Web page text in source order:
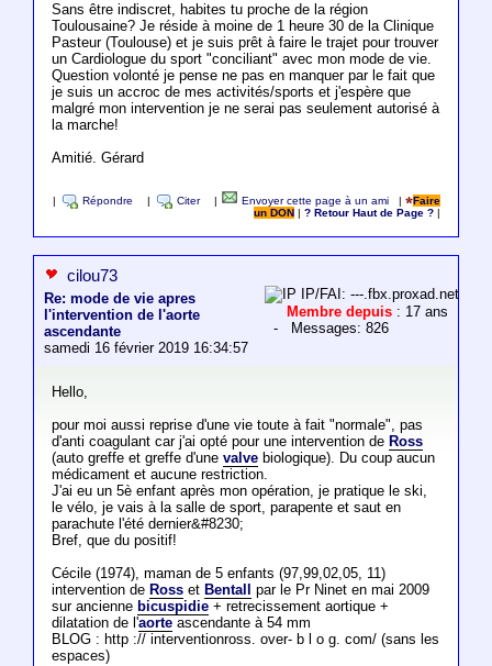
Sans être indiscret, habites tu proche de la région
Toulousaine? Je réside à moine de 1 heure 30 de la Clinique
Pasteur (Toulouse) et je suis prêt à faire le trajet pour trouver
un Cardiologue du sport "conciliant" avec mon mode de vie.
Question volonté je pense ne pas en manquer par le fait que
je suis un accroc de mes activités/sports et j'espère que
malgré mon intervention je ne serai pas seulement autorisé à
la marche!
Amitié. Gérard
Répondre Citer Envoyer cette page à un ami |
Faire
un DON
|? Retour Haut de Page ?
cilou73
Re: mode de vie apres
l'intervention de l'aorte
ascendante
samedi 16 février 2019 16:34:57
IP/FAI: ---.fbx.proxad.net
Membre depuis : 17 ans
- Messages: 826
Hello,
pour moi aussi reprise d'une vie toute à fait "normale", pas
d'anti coagulant car j'ai opté pour une intervention de Ross
(auto greffe et greffe d'une valvebiologique). Du coup aucun
médicament et aucune restriction.
J'ai eu un 5è enfant après mon opération, je pratique le ski,
le vélo, je vais à la salle de sport, parapente et saut en
parachute l'été dernier&#8230;
Bref, que du positif!
Cécile (1974), maman de 5 enfants (97,99,02,05, 11)
intervention de Rosset Bentall
par le Pr Ninet en mai 2009
sur ancienne bicuspidie+ retrecissement aortique +
dilatation de l'aorteascendante à 54 mm
BLOG : http :// interventionross. over- b l o g. com/ (sans les
espaces)